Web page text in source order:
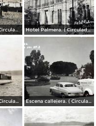
Escena callejera ( Circulada el 19 de Diciembre de 1908 ).. Hotel Palmera. ( Circulada el 30 de Junio de 1909 ).
El Embarcadero ( Circulada el 7 de Marzo de 1907 ). Escena callejera. ( Circulada el 28 de Mayo de 1955 ).